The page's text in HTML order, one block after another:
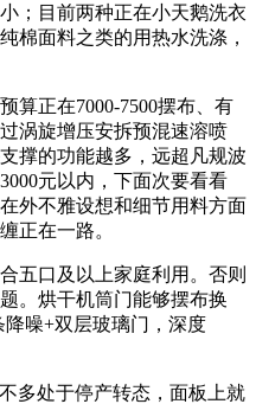
；目前两种正在小天鹅洗衣
棉面料之类的用热水洗涤，
正在7000-7500摆布、有
涡旋增压安拆预混速溶喷
撑的功能越多，远超凡规波
元以内，下面次要看看
外不雅设想和细节用料方面
正在一路。
口及以上家庭利用。否则
。烘干机筒门能够摆布换
噪+双层玻璃门，深度
处于停产转态，面板上就